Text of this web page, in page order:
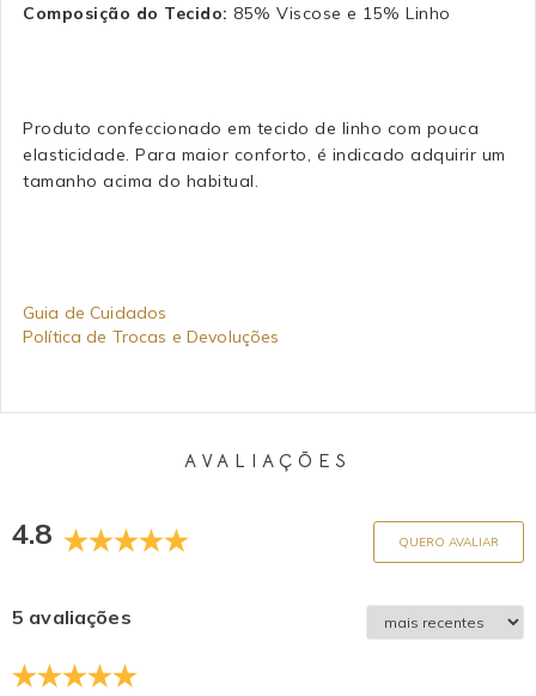
Composição do Tecido: 85% Viscose e 15% Linho
Produto confeccionado em tecido de linho com pouca
elasticidade. Para maior conforto, é indicado adquirir um
tamanho acima do habitual.
Guia de Cuidados
Política de Trocas e Devoluções
AVALIAÇÕES
4.8 QUERO AVALIAR
5 avaliações